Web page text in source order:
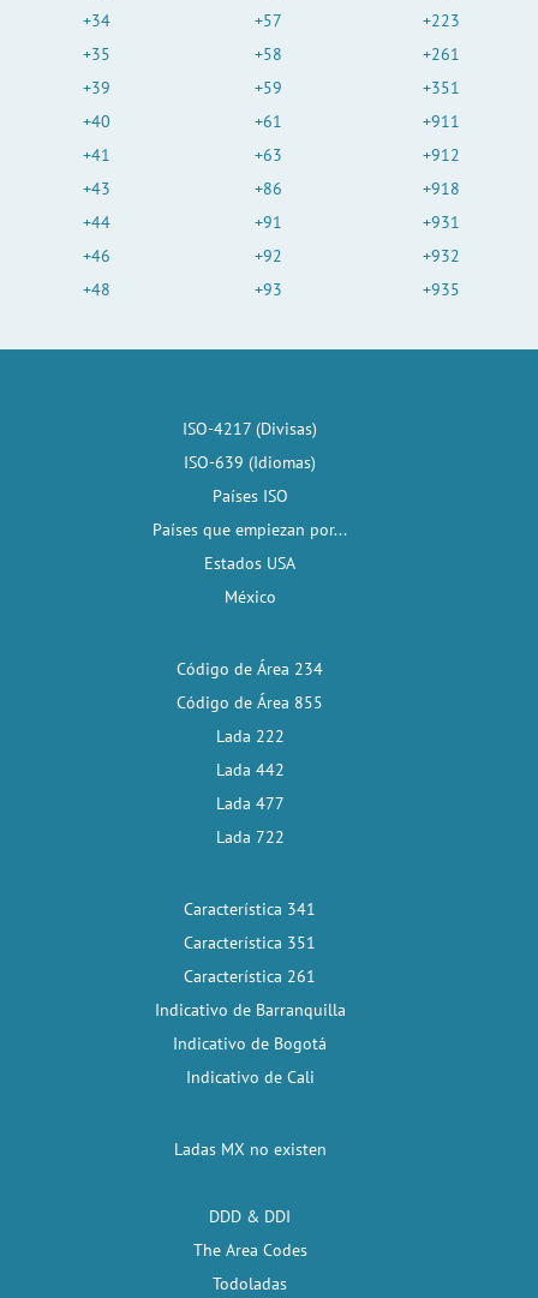
+34
+35
+39
+40
+41
+43
+44
+46
+48
+57
+58
+59
+61
+63
+86
+91
+92
+93
+223
+261
+351
+911
+912
+918
+931
+932
+935
ISO-4217 (Divisas)
ISO-639 (Idiomas)
Países ISO
Países que empiezan por...
Estados USA
México
Código de Área 234
Código de Área 855
Lada 222
Lada 442
Lada 477
Lada 722
Característica 341
Característica 351
Característica 261
Indicativo de Barranquilla
Indicativo de Bogotá
Indicativo de Cali
Ladas MX no existen
DDD & DDI
The Area Codes
Todoladas